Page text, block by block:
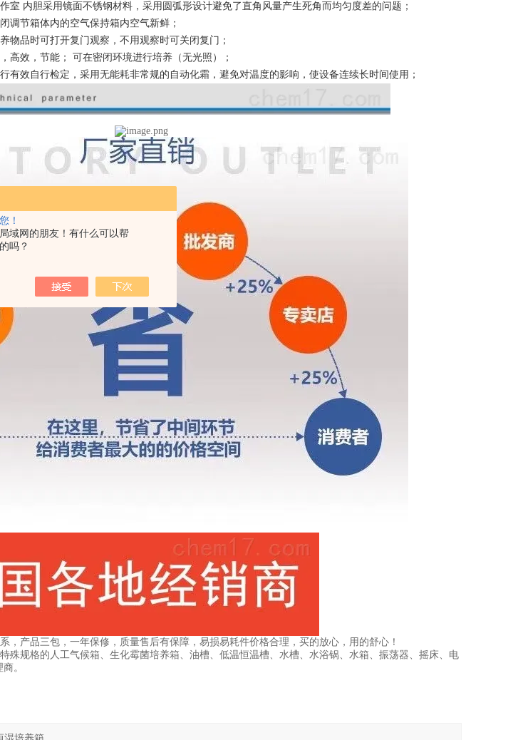
！
域网的朋友！有什么可以帮
吗？
内胆采用镜面不锈钢材料，采用圆弧形设计避免了直角风量产生死角而均匀度差的问题；
调节箱体内的空气保持箱内空气新鲜；
物品时可打开复门观察，不用观察时可关闭复门；
高效，节能； 可在密闭环境进行培养（无光照）；
有效自行检定，采用无能耗非常规的自动化霜，避免对温度的影响，使设备连续长时间使用；
，产品三包，一年保修，质量售后有保障，易损易耗件价格合理，买的放心，用的舒心！
殊规格的人工气候箱、生化霉菌培养箱、油槽、低温恒温槽、水槽、水浴锅、水箱、振荡器、摇床、电
。